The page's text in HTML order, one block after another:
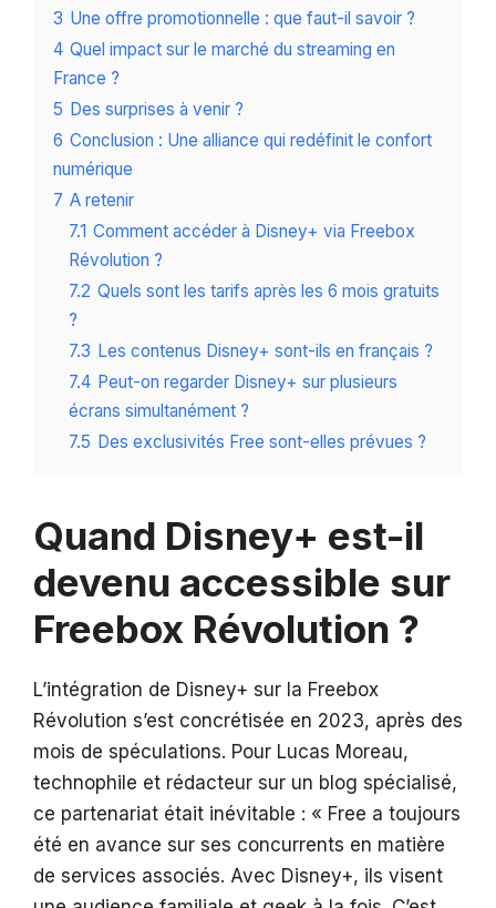
3 Une offre promotionnelle : que faut-il savoir ?
4 Quel impact sur le marché du streaming en
France ?
5 Des surprises à venir ?
6 Conclusion : Une alliance qui redéfinit le confort
numérique
7 A retenir
7.1 Comment accéder à Disney+ via Freebox
Révolution ?
7.2 Quels sont les tarifs après les 6 mois gratuits
?
7.3 Les contenus Disney+ sont-ils en français ?
7.4 Peut-on regarder Disney+ sur plusieurs
écrans simultanément ?
7.5 Des exclusivités Free sont-elles prévues ?
Quand Disney+ est-il
devenu accessible sur
Freebox Révolution ?
L’intégration de Disney+ sur la Freebox
Révolution s’est concrétisée en 2023, après des
mois de spéculations. Pour Lucas Moreau,
technophile et rédacteur sur un blog spécialisé,
ce partenariat était inévitable : « Free a toujours
été en avance sur ses concurrents en matière
de services associés. Avec Disney+, ils visent